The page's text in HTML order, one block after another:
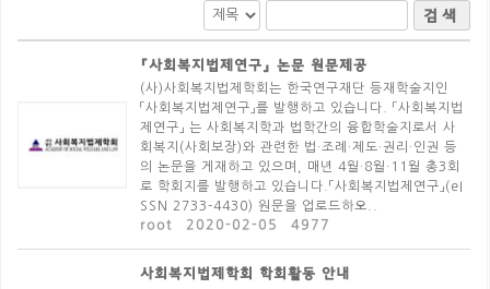
검색
『사회복지법제연구』 논문 원문제공
(사)사회복지법제학회는 한국연구재단 등재학술지인
「사회복지법제연구」를 발행하고 있습니다. 「사회복지법
제연구」 는 사회복지학과 법학간의 융합학술지로서 사
회복지(사회보장)와 관련한 법·조례·제도·권리·인권 등
의 논문을 게재하고 있으며, 매년 4월·8월·11월 총3회
로 학회지를 발행하고 있습니다.「사회복지법제연구」(eI
SSN 2733-4430) 원문을 업로드하오..
root 2020-02-05 4977
사회복지법제학회 학회활동 안내